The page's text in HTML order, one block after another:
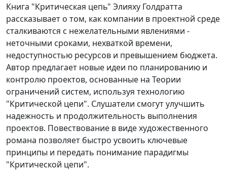
Книга "Критическая цепь" Элияху Голдратта
рассказывает о том, как компании в проектной среде
сталкиваются с нежелательными явлениями -
неточными сроками, нехваткой времени,
недоступностью ресурсов и превышением бюджета.
Автор предлагает новые идеи по планированию и
контролю проектов, основанные на Теории
ограничений систем, используя технологию
"Критической цепи". Слушатели смогут улучшить
надежность и продолжительность выполнения
проектов. Повествование в виде художественного
романа позволяет быстро усвоить ключевые
принципы и передать понимание парадигмы
"Критической цепи".